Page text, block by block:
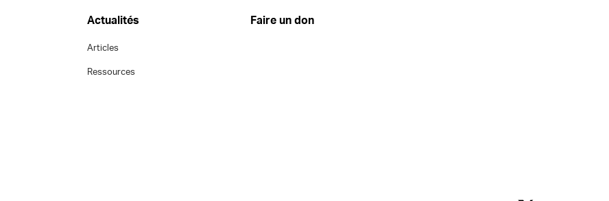
Actualités
Articles
Ressources
Faire un don